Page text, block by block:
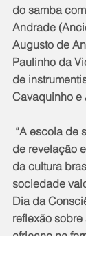
do samba
Andrade
Augusto de
Paulinho da
de
Cavaquinho e
de revelação
da cultura
sociedade
Dia da
reflexão
africano na